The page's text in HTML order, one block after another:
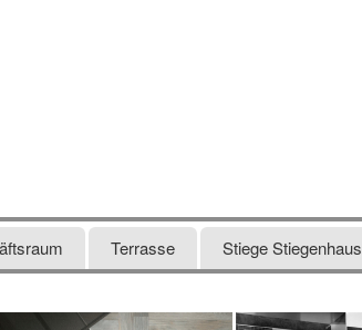
Terrasse Stiege Stiegenhaus